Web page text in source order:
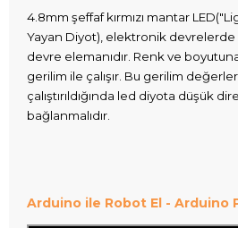
4.8mm şeffaf kırmızı mantar
Yayan Diyot), elektronik devrelerde
devre elemanıdır. Renk ve
gerilim ile çalışır. Bu gerilim
çalıştırıldığında led diyota düşük
bağlanmalıdır.
Arduino ile Robot El - Arduino